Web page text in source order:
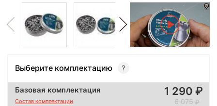
Выберите комплектацию
Базовая комплектация
Состав комплектации
1 290
6 075